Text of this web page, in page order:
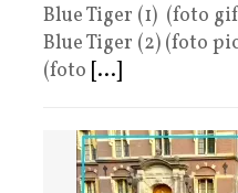
Blue Tiger (1) (foto
Blue Tiger (2) (foto
(foto [...]